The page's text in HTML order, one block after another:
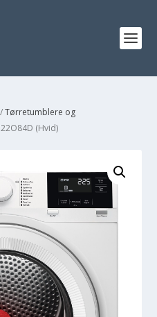
/Tørretumblere og
(Hvid)